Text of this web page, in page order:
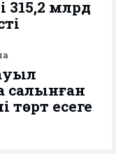
315,2 млрд
төрт есеге